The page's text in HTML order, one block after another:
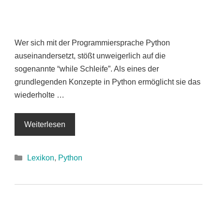
Wer sich mit der Programmiersprache Python
auseinandersetzt, stößt unweigerlich auf die
sogenannte “while Schleife”. Als eines der
grundlegenden Konzepte in Python ermöglicht sie das
wiederholte …
Weiterlesen
Kategorien
Lexikon, Python